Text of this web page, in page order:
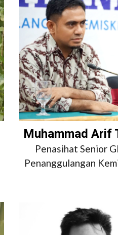
Muhammad Arif
Penasihat Senior
Penanggulangan